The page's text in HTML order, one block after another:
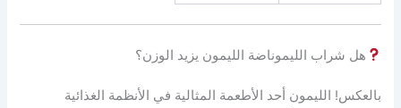
هل شراب الليموناضة الليمون يزيد الوزن؟
بالعكس! الليمون أحد الأطعمة المثالية في الأنظمة الغذائية